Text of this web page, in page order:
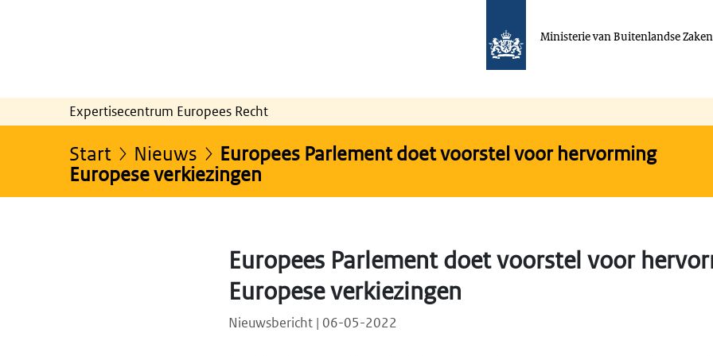
Ministerie van Buitenlandse Zaken
Expertisecentrum Europees Recht
Start Nieuws
Europees Parlement doet voorstel voor hervorming
Europese verkiezingen
Europees Parlement doet voorstel voor
Europese verkiezingen
Nieuwsbericht | 06-05-2022